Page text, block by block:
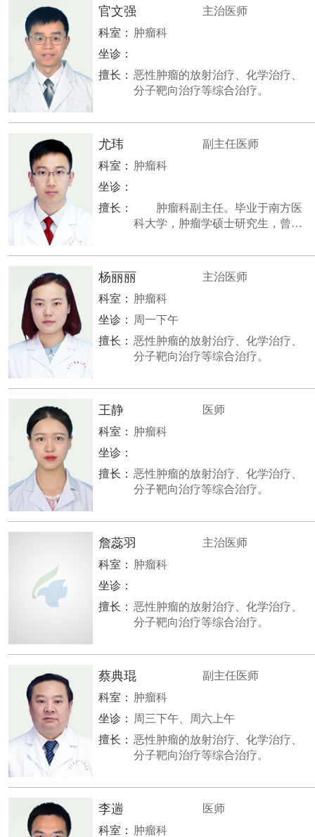
官文强
主治医师
科室：
肿瘤科
坐诊：
擅长： 恶性肿瘤的放射治疗、化学治疗、
分子靶向治疗等综合治疗。
尤玮
副主任医师
科室：
肿瘤科
坐诊：
擅长：
肿瘤科副主任。毕业于南方医
科大学，肿瘤学硕士研究生，曾至
长恶性肿瘤的放射治疗、化学治
疗、分子靶向治疗等综合治疗。
杨丽丽
主治医师
科室：
肿瘤科
坐诊：
周一下午
擅长： 恶性肿瘤的放射治疗、化学治疗、
分子靶向治疗等综合治疗。
王静
医师
科室：
肿瘤科
坐诊：
擅长： 恶性肿瘤的放射治疗、化学治疗、
分子靶向治疗等综合治疗。
詹蕊羽
主治医师
科室：
肿瘤科
坐诊：
擅长： 恶性肿瘤的放射治疗、化学治疗、
分子靶向治疗等综合治疗。
蔡典琨
副主任医师
科室：
肿瘤科
坐诊：
周三下午、周六上午
擅长： 恶性肿瘤的放射治疗、化学治疗、
分子靶向治疗等综合治疗。
李遄
医师
科室：
肿瘤科